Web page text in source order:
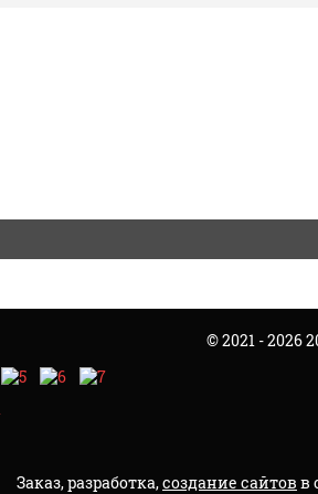
© 2021 - 2026
Заказ, разработка,создание сайтов в